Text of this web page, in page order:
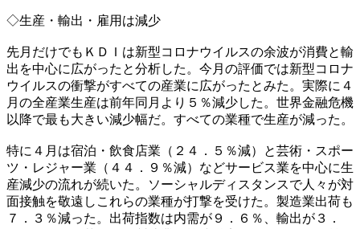
◇生産・輸出・雇用は減少
先月だけでもＫＤＩは新型コロナウイルスの余波が消費と輸
出を中心に広がったと分析した。今月の評価では新型コロナ
ウイルスの衝撃がすべての産業に広がったとみた。実際に４
月の全産業生産は前年同月より５％減少した。世界金融危機
以降で最も大きい減少幅だ。すべての業種で生産が減った。
特に４月は宿泊・飲食店業（２４．５％減）と芸術・スポー
ツ・レジャー業（４４．９％減）などサービス業を中心に生
産減少の流れが続いた。ソーシャルディスタンスで人々が対
面接触を敬遠しこれらの業種が打撃を受けた。製造業出荷も
７．３％減った。出荷指数は内需が９．６％、輸出が３．